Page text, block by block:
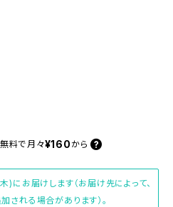
料で月々¥160 から
お届けします（お届け先によって、
される場合があります）。